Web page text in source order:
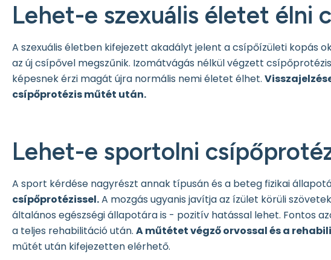
Lehet-e szexuális életet élni
A szexuális életben kifejezett akadályt jelent a csípőízületi kopás
az új csípővel megszűnik. Izomátvágás nélkül végzett
képesnek érzi magát újra normális nemi életet élhet.
csípőprotézis műtét után.
Lehet-e sportolni
A sport kérdése nagyrészt annak típusán és a beteg fizikai
csípőprotézissel.A mozgás ugyanis javítja az ízület körüli
általános egészségi állapotára is - pozitív hatással lehet. Fontos
a teljes rehabilitáció után. A műtétet végző orvossal és a
műtét után kifejezetten elérhető.